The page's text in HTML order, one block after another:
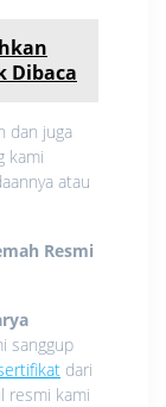
Dibaca
dan juga
kami
atau
Resmi
sanggup
dari
resmi kami